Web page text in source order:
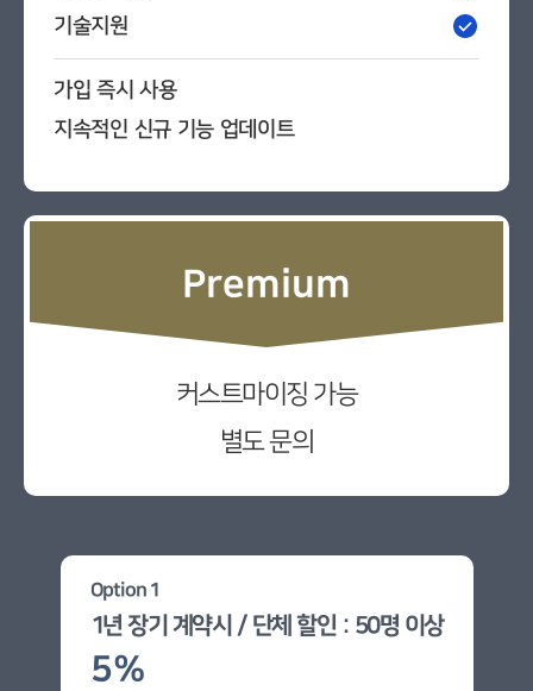
기술지원
가입 즉시 사용
지속적인 신규 기능 업데이트
Premium
커스트마이징 가능
별도 문의
Option 1
1년 장기 계약시 / 단체 할인 : 50명 이상
5%